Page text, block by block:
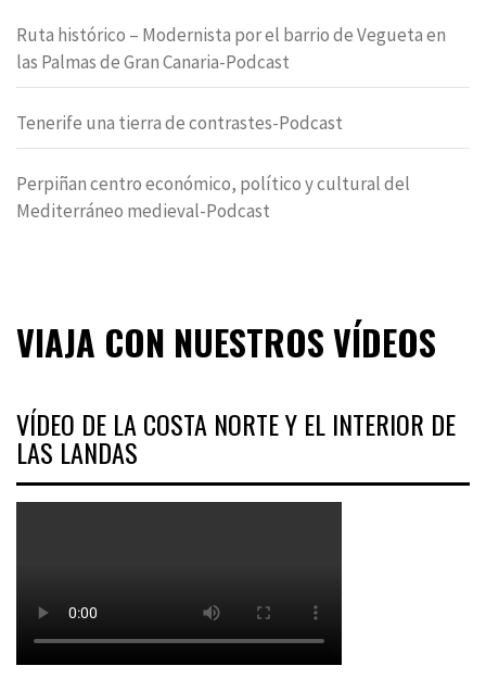
Ruta histórico – Modernista por el barrio de Vegueta en
las Palmas de Gran Canaria-Podcast
Tenerife una tierra de contrastes-Podcast
Perpiñan centro económico, político y cultural del
Mediterráneo medieval-Podcast
VIAJA CON NUESTROS VÍDEOS
VÍDEO DE LA COSTA NORTE Y EL INTERIOR DE
LAS LANDAS